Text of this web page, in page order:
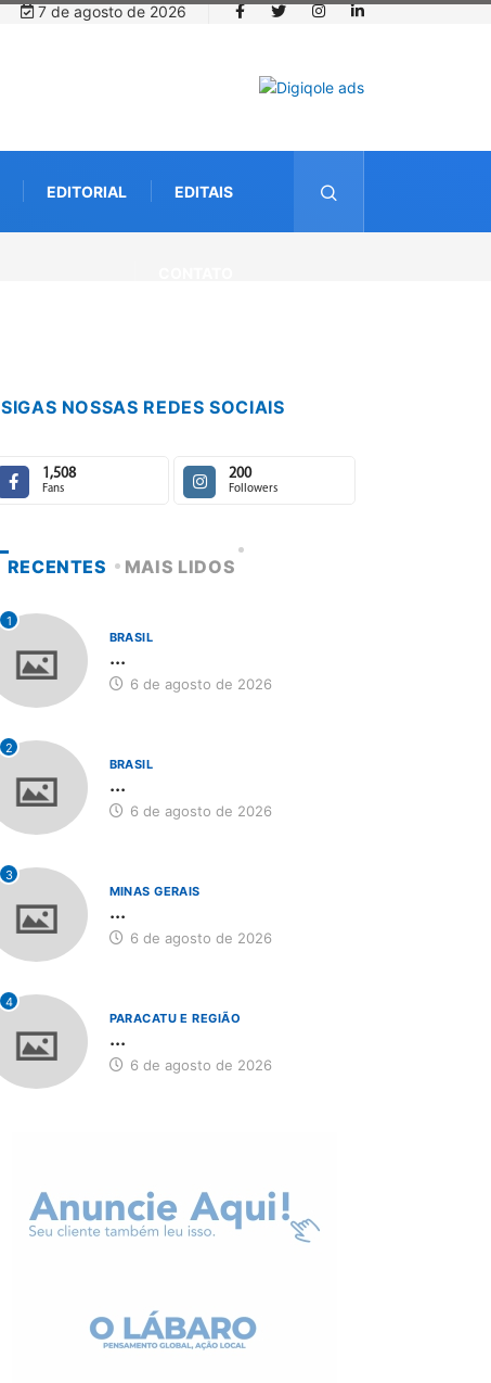
7 de agosto de 2026
EDITORIAL EDITAIS
SIGAS NOSSAS REDES SOCIAIS
1,508
Fans
200
Followers
RECENTES MAIS LIDOS
1
BRASIL
...
6 de agosto de 2026
2
BRASIL
...
6 de agosto de 2026
3
MINAS GERAIS
...
6 de agosto de 2026
4
PARACATU E REGIÃO
...
6 de agosto de 2026